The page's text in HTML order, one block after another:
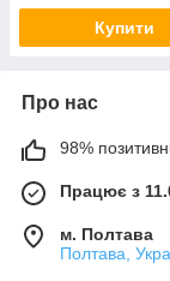
Купити
Про нас
98%
Працює з
м. Полтава
Полтава,